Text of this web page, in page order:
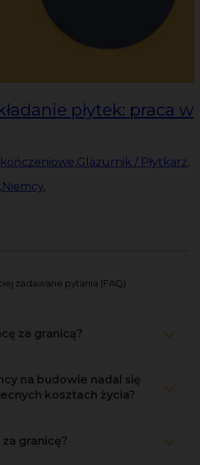
płytek: praca w
,Glazurnik / Płytkarz,
,Niemcy,
zadawane pytania (FAQ)
za granicą?
na budowie nadal się
kosztach życia?
granicę?